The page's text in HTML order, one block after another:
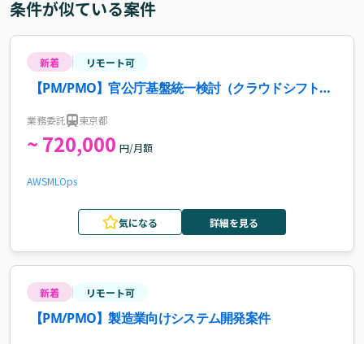
条件が似ている案件
新着 リモート可
【PM/PMO】官公庁基盤統一検討（クラウドシフト）
業務委託 東京都
~ 720,000 円/月額
AWSMLOps
気になる 詳細を見る
新着 リモート可
【PM/PMO】製造業向けシステム開発案件